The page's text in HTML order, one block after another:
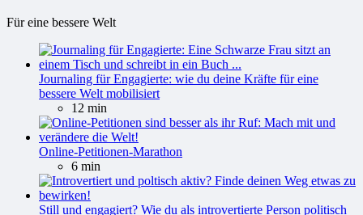
Für eine bessere Welt
Journaling für Engagierte: wie du deine Kräfte für eine
bessere Welt mobilisiert
12 min
Online-Petitionen-Marathon
6 min
Still und engagiert? Wie du als introvertierte Person politisch